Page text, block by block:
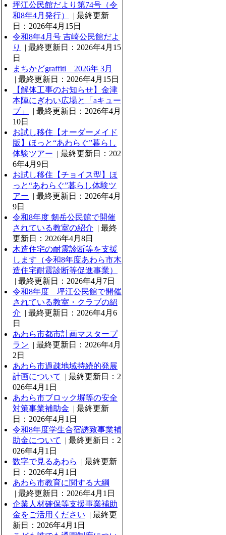
坪江公民館だより第74号（令
和8年4月発行）
| 最終更新
日：2026年4月15日
令和8年4月号 吉崎公民館だよ
り
| 最終更新日：2026年4月15
日
まちかどgraffiti 2026年 3月
| 最終更新日：2026年4月15日
【解体工事のお知らせ】金津
本陣にぎわい広場と「aキュー
ブ」
| 最終更新日：2026年4月
10日
お試し移住【オーダーメイド
版】ほっと“あわらぐ”暮らし
体験ツアー | 最終更新日：202
6年4月9日
お試し移住【チョイス型】ほ
っと“あわらぐ”暮らし体験ツ
アー | 最終更新日：2026年4月
9日
令和8年度 剱岳公民館で開催
されている教室の紹介 | 最終
更新日：2026年4月8日
木造住宅の耐震診断等を支援
します（令和8年度あわら市木
造住宅耐震診断等促進事業）
| 最終更新日：2026年4月7日
令和8年度 坪江公民館で開催
されている教室・クラブの紹
介 | 最終更新日：2026年4月6
日
あわら市都市計画マスタープ
ラン | 最終更新日：2026年4月
2日
あわら市過疎地域持続的発展
計画について
| 最終更新日：2
026年4月1日
あわら市ブロック塀等の安全
対策事業補助金 | 最終更新
日：2026年4月1日
令和8年度学生合宿誘致事業補
助金について
| 最終更新日：2
026年4月1日
数字で見るあわら
| 最終更新
日：2026年4月1日
あわら市教育に関する大綱
| 最終更新日：2026年4月1日
企業人材確保等支援事業補助
金をご活用ください | 最終更
新日：2026年4月1日